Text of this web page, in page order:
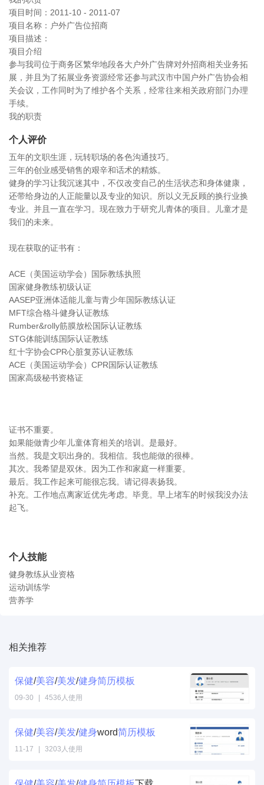
项目时间：2011-10 - 2011-07
项目名称：户外广告位招商
项目描述：
项目介绍
参与我司位于商务区繁华地段各大户外广告牌对外招商相关业务拓
展，并且为了拓展业务资源经常还参与武汉市中国户外广告协会相
关会议，工作同时为了维护各个关系，经常往来相关政府部门办理
手续。
我的职责
个人评价
五年的文职生涯，玩转职场的各色沟通技巧。
三年的创业感受销售的艰辛和话术的精炼。
健身的学习让我沉迷其中，不仅改变自己的生活状态和身体健康，
还带给身边的人正能量以及专业的知识。所以义无反顾的换行业换
专业。并且一直在学习。现在致力于研究儿青体的项目。儿童才是
我们的未来。
现在获取的证书有：
ACE（美国运动学会）国际教练执照
国家健身教练初级认证
AASEP亚洲体适能儿童与青少年国际教练认证
MFT综合格斗健身认证教练
Rumber&rolly筋膜放松国际认证教练
STG体能训练国际认证教练
红十字协会CPR心脏复苏认证教练
ACE（美国运动学会）CPR国际认证教练
国家高级秘书资格证
证书不重要。
如果能做青少年儿童体育相关的培训。是最好。
当然。我是文职出身的。我相信。我也能做的很棒。
其次。我希望是双休。因为工作和家庭一样重要。
最后。我工作起来可能很忘我。请记得表扬我。
补充。工作地点离家近优先考虑。毕竟。早上堵车的时候我没办法
起飞。
个人技能
健身教练从业资格
运动训练学
营养学
相关推荐
保健/美容/美发/健身简历模板
09-30 4536人使用
保健/美容/美发/健身word简历模板
11-17 3203人使用